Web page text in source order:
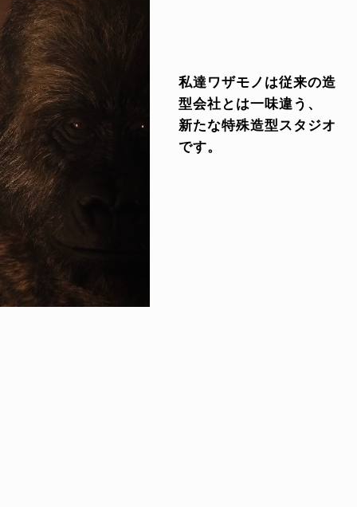
私達ワザモノは従来の造
型会社とは一味違う、
新たな特殊造型スタジオ
です。